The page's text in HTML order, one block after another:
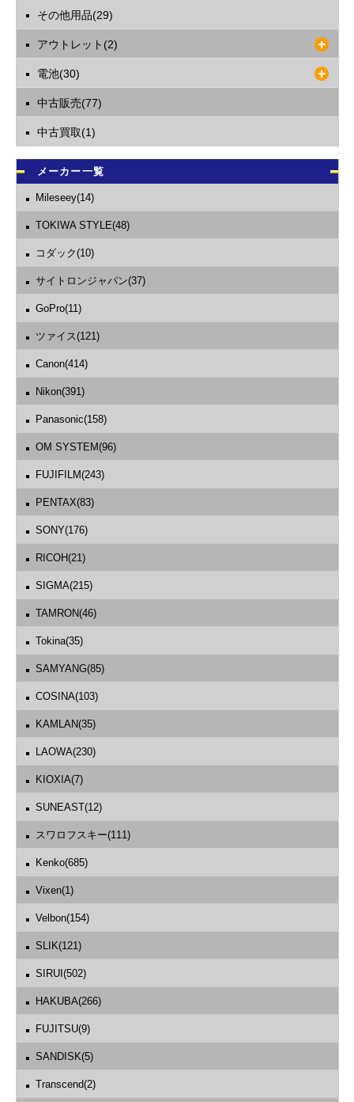
その他用品(29)
アウトレット(2)
電池(30)
中古販売(77)
中古買取(1)
メーカー一覧
Mileseey(14)
TOKIWA STYLE(48)
コダック(10)
サイトロンジャパン(37)
GoPro(11)
ツァイス(121)
Canon(414)
Nikon(391)
Panasonic(158)
OM SYSTEM(96)
FUJIFILM(243)
PENTAX(83)
SONY(176)
RICOH(21)
SIGMA(215)
TAMRON(46)
Tokina(35)
SAMYANG(85)
COSINA(103)
KAMLAN(35)
LAOWA(230)
KIOXIA(7)
SUNEAST(12)
スワロフスキー(111)
Kenko(685)
Vixen(1)
Velbon(154)
SLIK(121)
SIRUI(502)
HAKUBA(266)
FUJITSU(9)
SANDISK(5)
Transcend(2)